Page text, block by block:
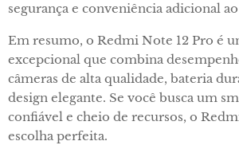
segurança e conveniência adicional
Em resumo, o Redmi Note 12 Pro é
excepcional que combina
câmeras de alta qualidade, bateria
design elegante. Se você busca um
confiável e cheio de recursos, o
escolha perfeita.